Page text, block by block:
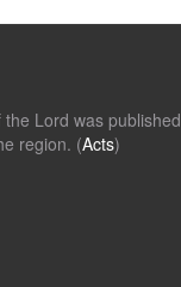
Lord was published
region. (Acts)